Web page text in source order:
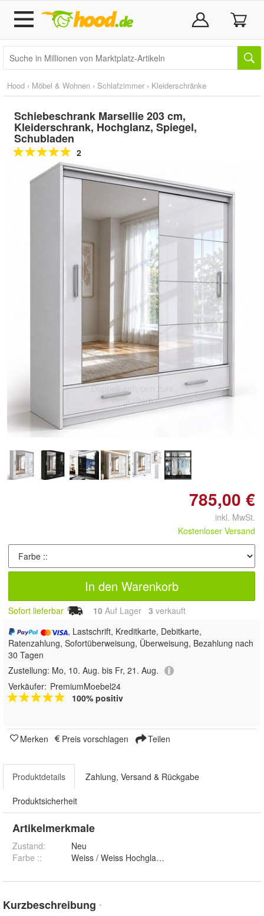
Hood › Möbel & Wohnen › Schlafzimmer › Kleiderschränke
Schiebeschrank Marsellie 203 cm,
Kleiderschrank, Hochglanz, Spiegel,
Schubladen
2
Doppelt antippen zum
vergrößern
785,00 €
inkl. MwSt.
Kostenloser Versand
In den Warenkorb
Sofort lieferbar 10 Auf Lager 3 verkauft
, Lastschrift, Kreditkarte, Debitkarte,
Ratenzahlung, Sofortüberweisung, Überweisung, Bezahlung nach
30 Tagen
Zustellung: Mo, 10. Aug. bis Fr, 21. Aug.
Verkäufer: PremiumMoebel24
100% positiv
Merken Preis vorschlagen Teilen
Produktdetails Zahlung, Versand & Rückgabe
Produktsicherheit
Artikelmerkmale
Zustand:
Neu
Farbe ::
Kurzbeschreibung *